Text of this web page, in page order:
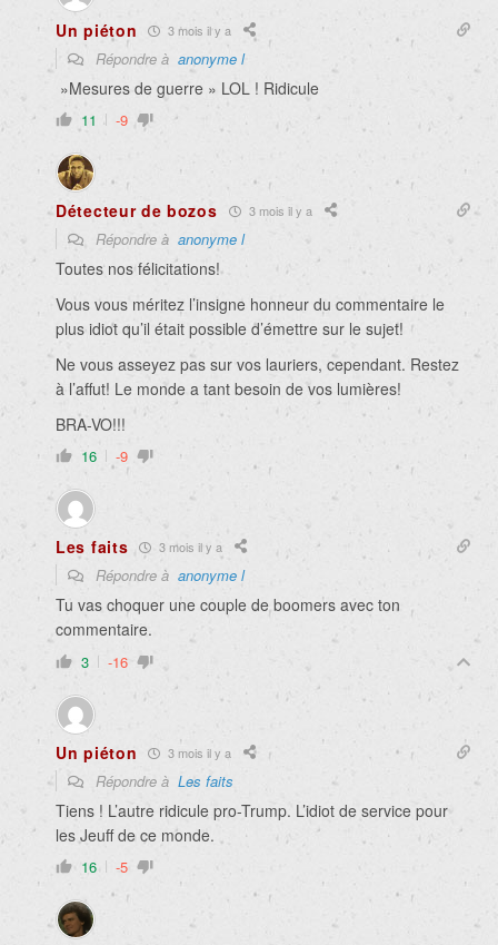
Un piéton 3 mois il y a
Répondre à anonyme l
»Mesures de guerre » LOL ! Ridicule
11 -9
Détecteur de bozos 3 mois il y a
Répondre à anonyme l
Toutes nos félicitations!
Vous vous méritez l’insigne honneur du commentaire le
plus idiot qu’il était possible d’émettre sur le sujet!
Ne vous asseyez pas sur vos lauriers, cependant. Restez
à l’affut! Le monde a tant besoin de vos lumières!
BRA-VO!!!
16 -9
Les faits 3 mois il y a
Répondre à anonyme l
Tu vas choquer une couple de boomers avec ton
commentaire.
3 -16
Un piéton 3 mois il y a
Répondre à Les faits
Tiens ! L’autre ridicule pro-Trump. L’idiot de service pour
les Jeuff de ce monde.
16 -5